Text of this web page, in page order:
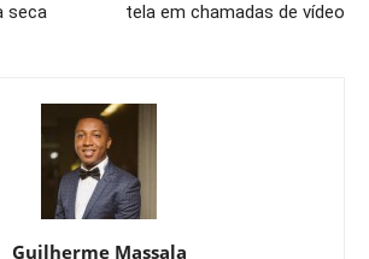
seca
tela em chamadas de vídeo
Guilherme Massala